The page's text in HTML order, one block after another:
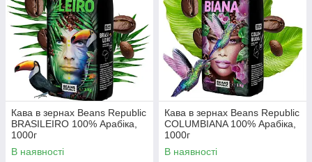
Кава в зернах Beans Republic
BRASILEIRO 100% Арабіка,
1000г
В наявності
Кава в зернах Beans Republic
COLUMBIANA 100% Арабіка,
1000г
В наявності